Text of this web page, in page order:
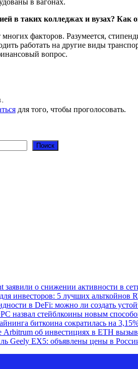
в таких колледжах и вузах?
факторов. Разумеется,
работать на другие виды
вопрос.
для того, чтобы проголосовать.
Поиск
заявили о снижении активности в
инвесторов: 5 лучших альткойнов
в DeFi: можно ли создать
назвал стейблкоины новым
биткоина сократилась на
об инвестициях в ETH
Geely EX5: объявлены цены в